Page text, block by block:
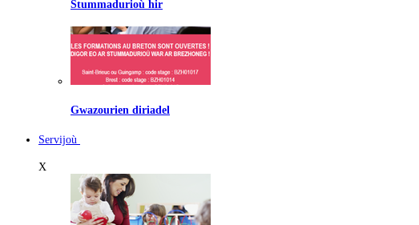
Stummadurioù hir
Gwazourien diriadel
Servijoù
X